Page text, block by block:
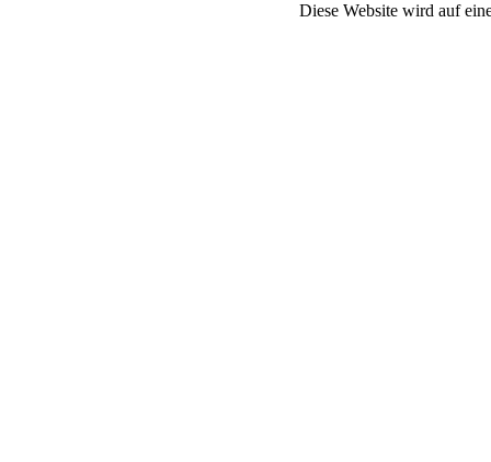
Diese Website wird auf